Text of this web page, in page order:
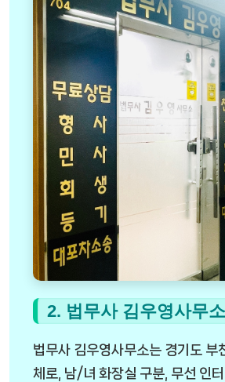
2. 법무사 김우영사무소
법무사 김우영사무소는 경기도 부
체로, 남/녀 화장실 구분, 무선 인터